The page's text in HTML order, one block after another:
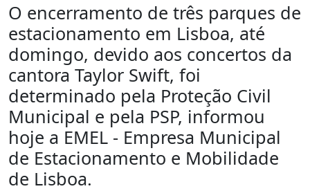
O encerramento de três parques de
estacionamento em Lisboa, até
domingo, devido aos concertos da
cantora Taylor Swift, foi
determinado pela Proteção Civil
Municipal e pela PSP, informou
hoje a EMEL - Empresa Municipal
de Estacionamento e Mobilidade
de Lisboa.